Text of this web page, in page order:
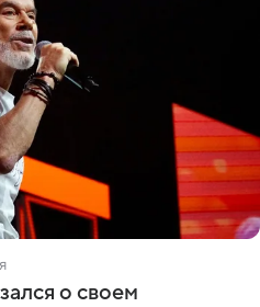
о своем